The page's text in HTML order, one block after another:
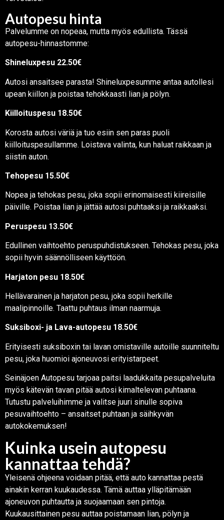
Autopesu hinta
Palvelumme on nopeaa, mutta myös edullista. Tässä
autopesu-hinnastomme:
Shineluxpesu 22.50€
Autosi ansaitsee parasta! Shineluxpesumme antaa autollesi
upean kiillon ja poistaa tehokkaasti lian ja pölyn.
Kiilloituspesu 18.50€
Korosta autosi väriä ja tuo esiin sen paras puoli
kiilloituspesullamme. Loistava valinta, kun haluat raikkaan ja
siistin auton.
Tehopesu 15.50€
Nopea ja tehokas pesu, joka sopii erinomaisesti kiireisille
päiville. Poistaa lian ja jättää autosi puhtaaksi ja raikkaaksi.
Peruspesu 13.50€
Edullinen vaihtoehto peruspuhdistukseen. Tehokas pesu, joka
sopii hyvin säännölliseen käyttöön.
Harjaton pesu 18.50€
Hellävarainen ja harjaton pesu, joka sopii herkille
maalipinnoille. Taattu puhtaus ilman naarmuja.
Suksiboxi- ja Lava-autopesu 18.50€
Erityisesti suksiboxin tai lavan omistaville autoille suunniteltu
pesu, joka huomioi ajoneuvosi erityistarpeet.
Seinäjoen Autopesu tarjoaa paitsi laadukkaita pesupalveluita
myös kätevän tavan pitää autosi kimaltelevan puhtaana.
Tutustu palveluihimme ja valitse juuri sinulle sopiva
pesuvaihtoehto – ansaitset puhtaan ja säihkyvän
autokokemuksen!
Kuinka usein autopesu
kannattaa tehdä?
Yleisenä ohjeena voidaan pitää, että auto kannattaa pestä
ainakin kerran kuukaudessa. Tämä auttaa ylläpitämään
ajoneuvon puhtautta ja suojaamaan sen pintoja.
Kuukausittainen pesu auttaa poistamaan lian, pölyn ja